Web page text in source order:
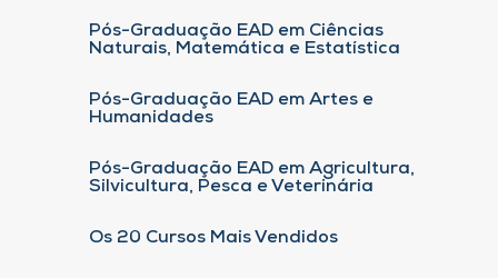
Pós-Graduação EAD em Ciências
Naturais, Matemática e Estatística
Pós-Graduação EAD em Artes e
Humanidades
Pós-Graduação EAD em Agricultura,
Silvicultura, Pesca e Veterinária
Os 20 Cursos Mais Vendidos